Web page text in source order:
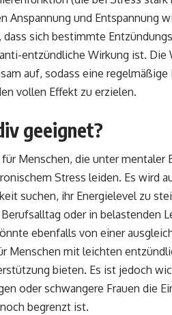
Anspannung und Entspannung
sich bestimmte
entzündliche Wirkung ist.
auf, sodass eine regelmäßige
vollen Effekt zu erzielen.
geeignet?
Menschen, die unter mentaler
Stress leiden. Es wird
suchen, ihr Energielevel zu
oder in belastenden
ebenfalls von einer
Menschen mit leichten
bieten. Es ist jedoch
oder schwangere Frauen die
begrenzt ist.